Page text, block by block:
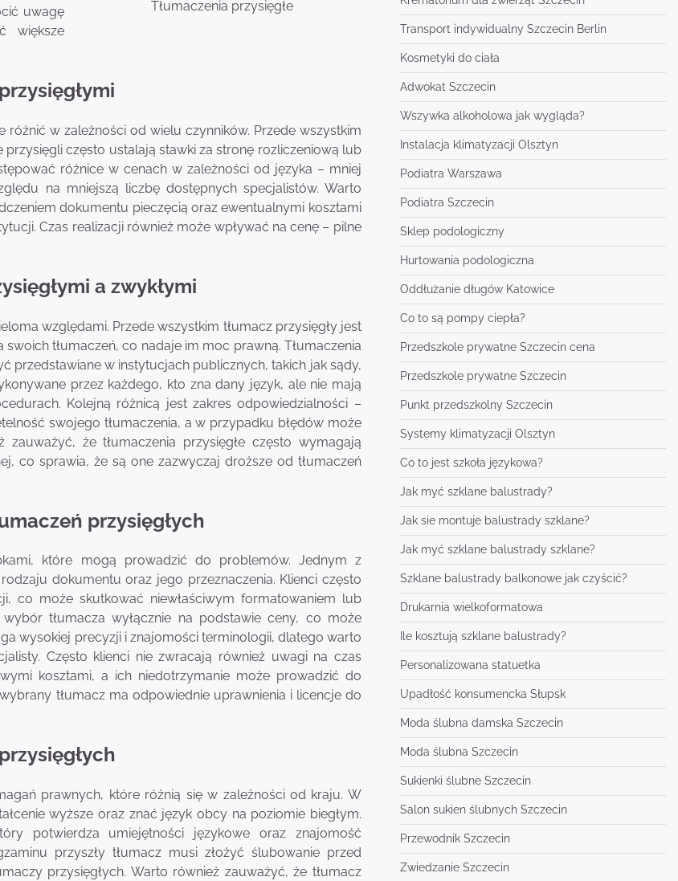
Tłumaczenia przysięgłe
uwagę
większe
różnić w zależności od wielu czynników. Przede wszystkim
często ustalają stawki za stronę rozliczeniową lub
różnice w cenach w zależności od języka – mniej
na mniejszą liczbę dostępnych specjalistów. Warto
dokumentu pieczęcią oraz ewentualnymi kosztami
Czas realizacji również może wpływać na cenę – pilne
a zwykłymi
względami. Przede wszystkim tłumacz przysięgły jest
tłumaczeń, co nadaje im moc prawną. Tłumaczenia
przedstawiane w instytucjach publicznych, takich jak sądy,
przez każdego, kto zna dany język, ale nie mają
Kolejną różnicą jest zakres odpowiedzialności –
swojego tłumaczenia, a w przypadku błędów może
że tłumaczenia przysięgłe często wymagają
co sprawia, że są one zazwyczaj droższe od tłumaczeń
przysięgłych
które mogą prowadzić do problemów. Jednym z
dokumentu oraz jego przeznaczenia. Klienci często
co może skutkować niewłaściwym formatowaniem lub
tłumacza wyłącznie na podstawie ceny, co może
wysokiej precyzji i znajomości terminologii, dlatego warto
Często klienci nie zwracają również uwagi na czas
kosztami, a ich niedotrzymanie może prowadzić do
tłumacz ma odpowiednie uprawnienia i licencje do
prawnych, które różnią się w zależności od kraju. W
wyższe oraz znać język obcy na poziomie biegłym.
potwierdza umiejętności językowe oraz znajomość
przyszły tłumacz musi złożyć ślubowanie przed
przysięgłych. Warto również zauważyć, że tłumacz
Transport indywidualny Szczecin Berlin
Kosmetyki do ciała
Adwokat Szczecin
Wszywka alkoholowa jak wygląda?
Instalacja klimatyzacji Olsztyn
Podiatra Warszawa
Podiatra Szczecin
Sklep podologiczny
Hurtowania podologiczna
Oddłużanie długów Katowice
Co to są pompy ciepła?
Przedszkole prywatne Szczecin cena
Przedszkole prywatne Szczecin
Punkt przedszkolny Szczecin
Systemy klimatyzacji Olsztyn
Co to jest szkoła językowa?
Jak myć szklane balustrady?
Jak sie montuje balustrady szklane?
Jak myć szklane balustrady szklane?
Szklane balustrady balkonowe jak czyścić?
Drukarnia wielkoformatowa
Ile kosztują szklane balustrady?
Personalizowana statuetka
Upadłość konsumencka Słupsk
Moda ślubna damska Szczecin
Moda ślubna Szczecin
Sukienki ślubne Szczecin
Salon sukien ślubnych Szczecin
Przewodnik Szczecin
Zwiedzanie Szczecin